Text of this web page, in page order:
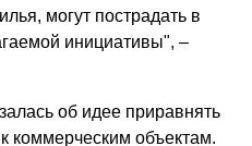
могут пострадать в
инициативы", –
об идее приравнять
коммерческим объектам.